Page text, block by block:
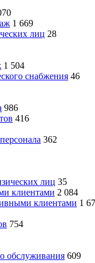
1 669
лиц 28
1 504
снабжения 46
986
416
362
лиц 35
клиентами 2 084
клиентами 1
754
обслуживания 609